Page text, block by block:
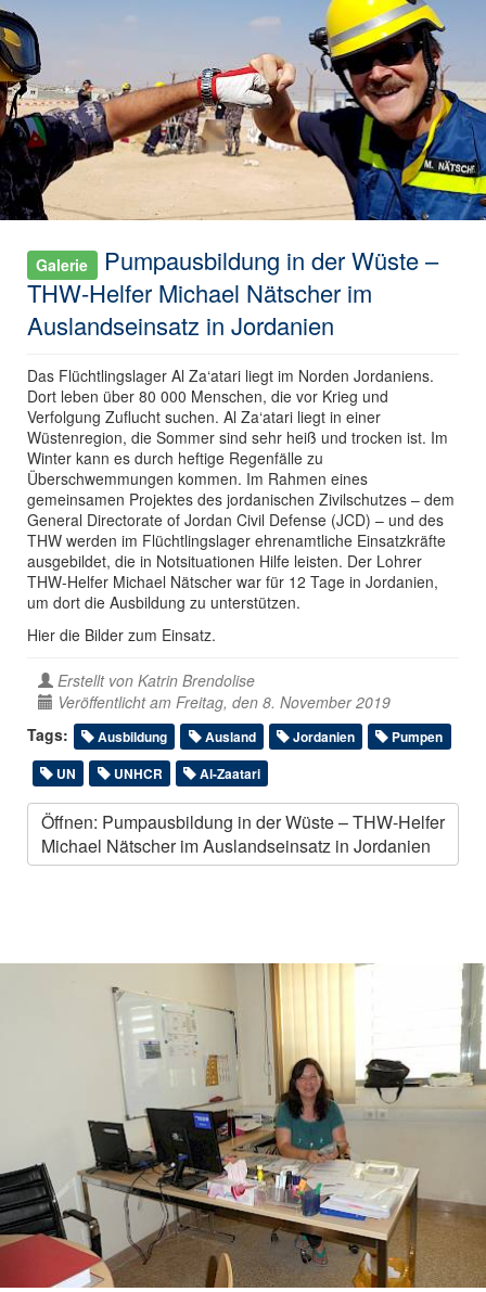
Galerie
Pumpausbildung in der Wüste –
THW-Helfer Michael Nätscher im
Auslandseinsatz in Jordanien
Das Flüchtlingslager Al Za‘atari liegt im Norden Jordaniens.
Dort leben über 80 000 Menschen, die vor Krieg und
Verfolgung Zuflucht suchen. Al Za‘atari liegt in einer
Wüstenregion, die Sommer sind sehr heiß und trocken ist. Im
Winter kann es durch heftige Regenfälle zu
Überschwemmungen kommen. Im Rahmen eines
gemeinsamen Projektes des jordanischen Zivilschutzes – dem
General Directorate of Jordan Civil Defense (JCD) – und des
THW werden im Flüchtlingslager ehrenamtliche Einsatzkräfte
ausgebildet, die in Notsituationen Hilfe leisten. Der Lohrer
THW-Helfer Michael Nätscher war für 12 Tage in Jordanien,
um dort die Ausbildung zu unterstützen.
Hier die Bilder zum Einsatz.
Erstellt von Katrin Brendolise
Veröffentlicht am Freitag, den 8. November 2019
Tags:
Ausbildung Ausland Jordanien
Pumpen
UN
UNHCR Al-Zaatari
Öffnen: Pumpausbildung in der Wüste – THW-Helfer
Michael Nätscher im Auslandseinsatz in Jordanien